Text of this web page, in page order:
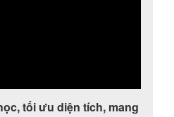
tối ưu diện tích, mang